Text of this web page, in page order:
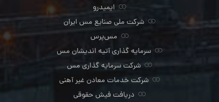
ایمیدرو
شرکت ملی صنایع مس ایران
مس‌پرس
سرمایه گذاری آتیه اندیشان مس
شرکت سرمایه گذاری مس
شرکت خدمات معادن غیر آهنی
دریافت فیش حقوقی